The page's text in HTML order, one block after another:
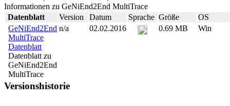
Informationen zu GeNiEnd2End MultiTrace
Datenblatt
Version Datum Sprache Größe
OS
GeNiEnd2End
MultiTrace
Datenblatt
Datenblatt zu
GeNiEnd2End
MultiTrace
n/a 02.02.2016 0.69 MB Win
Versionshistorie